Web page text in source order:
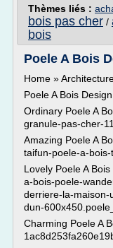
Thèmes liés :
bois pas cher /
bois
Poele A Bois
Home »
Poele A Bois
Ordinary Poele A
granule-pas-cher-
Amazing Poele A
taifun-poele-a-
Lovely Poele A
a-bois-poele-
derriere-la-maison-
dun-
Charming Poele A